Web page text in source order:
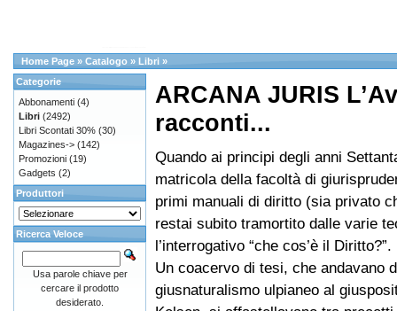
Home Page » Catalogo » Libri »
ARCANA JURIS
racconti...
Quando ai principi degli anni
matricola della facoltà di
primi manuali di diritto (sia privato
restai subito tramortito dalle varie
l’interrogativo “che cos’è il Diritto?”.
Un coacervo di tesi, che andavano
giusnaturalismo ulpianeo al
Categorie
Abbonamenti (4)
Libri (2492)
Libri Scontati 30% (30)
Magazines-> (142)
Promozioni (19)
Gadgets (2)
Produttori
Ricerca Veloce
Usa parole chiave per
cercare il prodotto
desiderato.